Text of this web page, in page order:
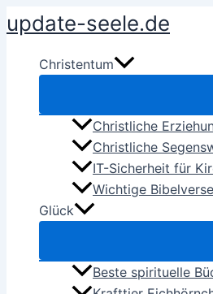
Zum
Inhalt
springen
update-seele.de
Christentum
Christliche
Christliche
IT-Sicherheit für
Wichtige
Glück
Beste spirituelle